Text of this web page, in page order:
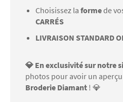
Choisissez la formede
CARRÉS
LIVRAISON STANDARD
💎 En exclusivité sur notre
photos pour avoir un
Broderie Diamant ! 💎